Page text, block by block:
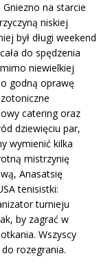
na starcie
niskiej
był długi weekend
do spędzenia
niewielkiej
godną oprawę
catering oraz
dziewięciu par,
wymienić kilka
mistrzynię
Anasatsię
tenisistki:
turnieju
by zagrać w
Wszyscy
rozegrania.